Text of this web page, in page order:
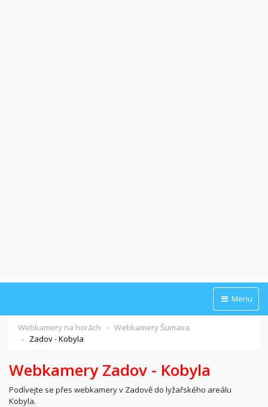
Menu
Webkamery na horách
Webkamery Šumava
Zadov - Kobyla
Webkamery Zadov - Kobyla
Podívejte se přes webkamery v Zadově do lyžařského areálu
Kobyla.